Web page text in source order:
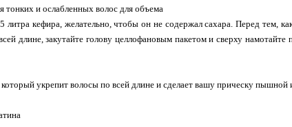
тонких и ослабленных волос для объема
литра кефира, желательно, чтобы он не содержал сахара. Перед тем,
длине, закутайте голову целлофановым пакетом и сверху
укрепит волосы по всей длине и сделает вашу прическу пышной